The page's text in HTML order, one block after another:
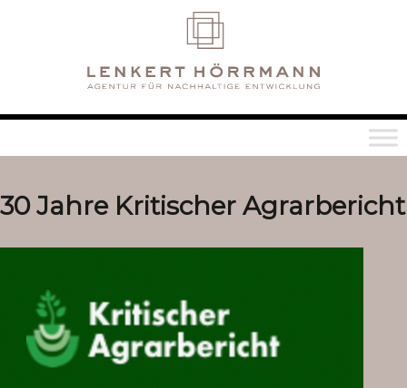
30 Jahre Kritischer Agrarbericht